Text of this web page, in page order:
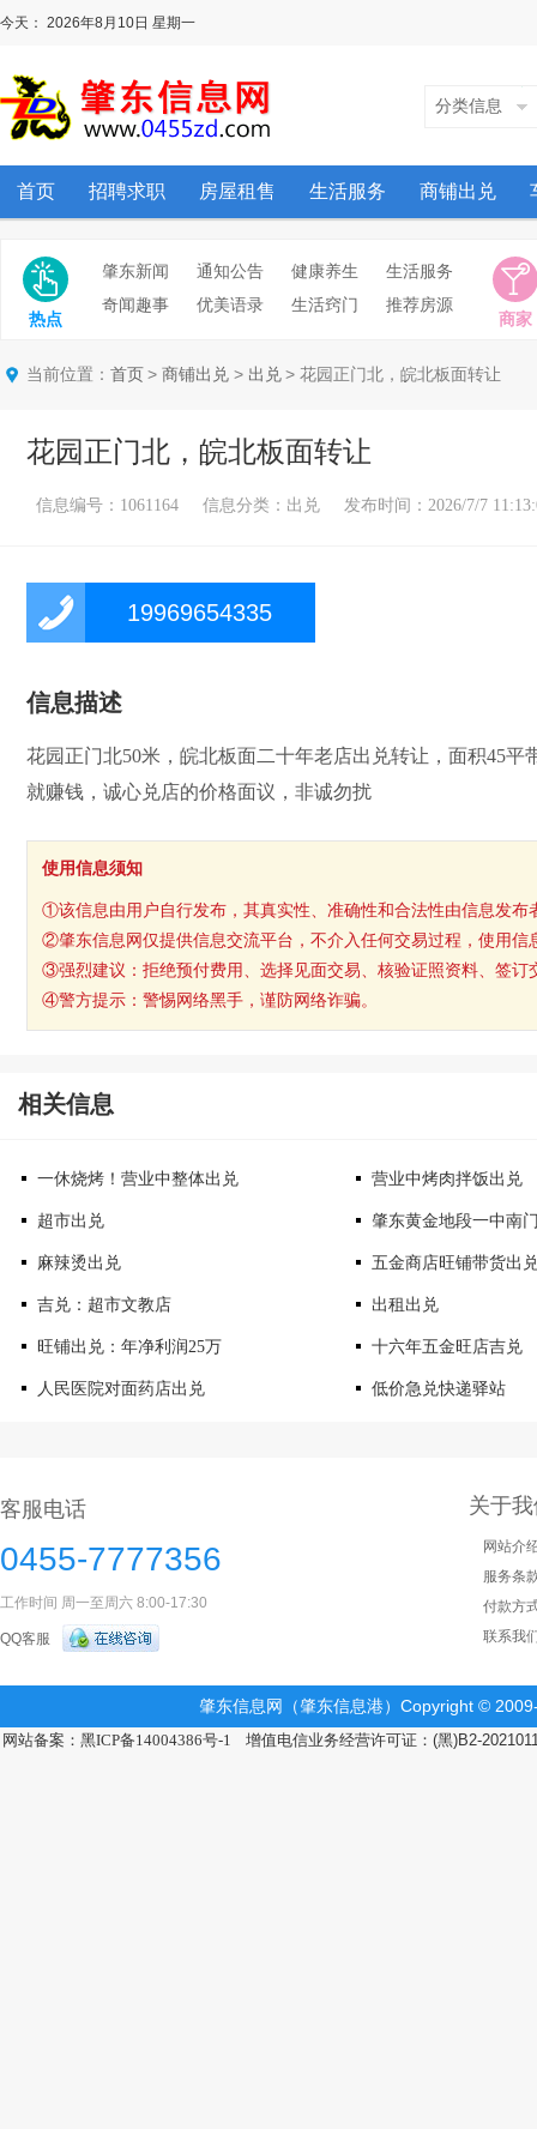
今天： 2026年8月10日 星期一
分类信息
首页 招聘求职 房屋租售 生活服务 商铺出兑
肇东新闻 通知公告 健康养生
生活服务
奇闻趣事
优美语录 生活窍门 推荐房源
热点 商家
当前位置： 首页 > 商铺出兑 > 出兑 > 花园正门北，皖北板面转让
花园正门北，皖北板面转让
信息编号：1061164 信息分类：出兑 发布时间：2026/7/7
19969654335
信息描述
花园正门北50米，皖北板面二十年老店出兑转让，面积45
就赚钱，诚心兑店的价格面议，非诚勿扰
使用信息须知
①该信息由用户自行发布，其真实性、准确性和合法性由信息发布
②肇东信息网仅提供信息交流平台，不介入任何交易过程，使用信
③强烈建议：拒绝预付费用、选择见面交易、核验证照资料、签订
④警方提示：警惕网络黑手，谨防网络诈骗。
相关信息
一休烧烤！营业中整体出兑 营业中烤肉拌饭出兑
超市出兑 肇东黄金地段一中南
麻辣烫出兑 五金商店旺铺带货出
吉兑：超市文教店 出租出兑
旺铺出兑：年净利润25万 十六年五金旺店吉兑
人民医院对面药店出兑 低价急兑快递驿站
客服电话
0455-7777356
工作时间 周一至周六 8:00-17:30
QQ客服
关于
网站介
服务条
付款方
联系我
肇东信息网（肇东信息港）Copyright ©
网站备案：黑ICP备14004386号-1 增值电信业务经营许可证：(黑)B2-